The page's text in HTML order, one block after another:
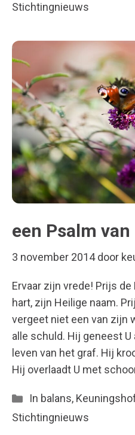
Stichtingnieuws
een Psalm van
3 november 2014 door
Ervaar zijn vrede! Prijs
hart, zijn Heilige naam.
vergeet niet een van zijn
alle schuld. Hij geneest
leven van het graf. Hij
Hij overlaadt U met
Categorieën
In balans,
Stichtingnieuws